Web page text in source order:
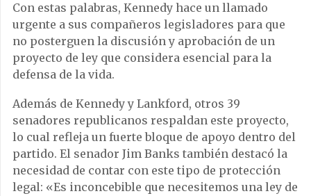
Con estas palabras, Kennedy hace un llamado
urgente a sus compañeros legisladores para que
no posterguen la discusión y aprobación de un
proyecto de ley que considera esencial para la
defensa de la vida.
Además de Kennedy y Lankford, otros 39
senadores republicanos respaldan este proyecto,
lo cual refleja un fuerte bloque de apoyo dentro del
partido. El senador Jim Banks también destacó la
necesidad de contar con este tipo de protección
legal: «Es inconcebible que necesitemos una ley de